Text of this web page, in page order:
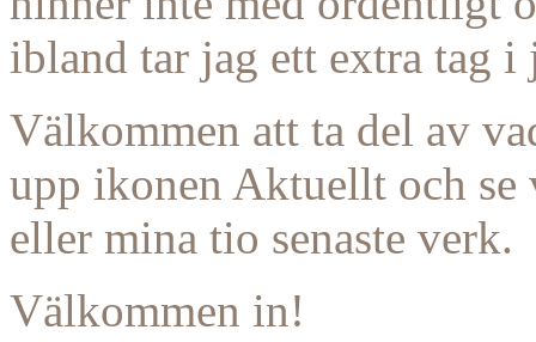
ibland tar jag ett extra tag i
Välkommen att ta del av
upp ikonen Aktuellt och se
eller mina tio senaste verk.
Välkommen in!